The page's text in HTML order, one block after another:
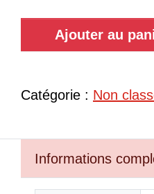
Ajouter au
Catégorie : Non
Informations